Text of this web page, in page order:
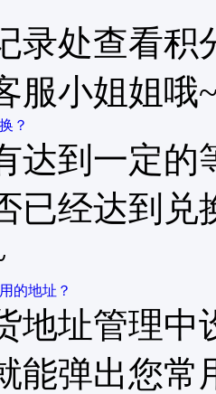
录处查看积
服小姐姐哦
？
达到一定的
已经达到
的地址？
地址管理中
能弹出您常